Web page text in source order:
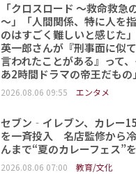
「クロスロード ～救命救急
～」「人間関係、特に人を
のはすごく難しいと感じた
英一郎さんが『刑事面に似
言われたことがある』って
あ2時間ドラマの帝王だもの」
2026.08.06 09:55 エンタメ
セブン‐イレブン、カレー
を一斉投入 名店監修から
んまで“夏のカレーフェス”
2026.08.06 07:00 教育/文化